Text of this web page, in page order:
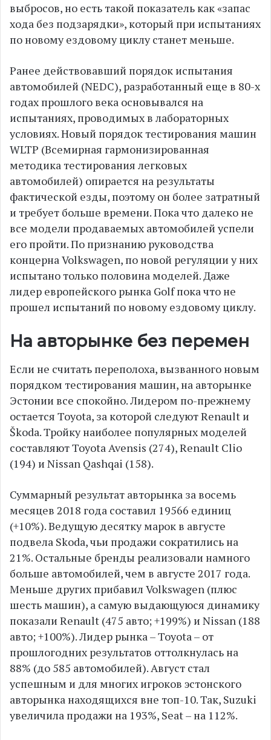
выбросов, но есть такой показатель как «запас
хода без подзарядки», который при испытаниях
по новому ездовому циклу станет меньше.
Ранее действовавший порядок испытания
автомобилей (NEDC), разработанный еще в 80-х
годах прошлого века основывался на
испытаниях, проводимых в лабораторных
условиях. Новый порядок тестирования машин
WLTP (Всемирная гармонизированная
методика тестирования легковых
автомобилей) опирается на результаты
фактической езды, поэтому он более затратный
и требует больше времени. Пока что далеко не
все модели продаваемых автомобилей успели
его пройти. По признанию руководства
концерна Volkswagen, по новой регуляции у них
испытано только половина моделей. Даже
лидер европейского рынка Golf пока что не
прошел испытаний по новому ездовому циклу.
На авторынке без перемен
Если не считать переполоха, вызванного новым
порядком тестирования машин, на авторынке
Эстонии все спокойно. Лидером по-прежнему
остается Toyota, за которой следуют Renault и
Škoda. Тройку наиболее популярных моделей
составляют Toyota Avensis (274), Renault Clio
(194) и Nissan Qashqai (158).
Суммарный результат авторынка за восемь
месяцев 2018 года составил 19566 единиц
(+10%). Ведущую десятку марок в августе
подвела Skoda, чьи продажи сократились на
21%. Остальные бренды реализовали намного
больше автомобилей, чем в августе 2017 года.
Меньше других прибавил Volkswagen (плюс
шесть машин), а самую выдающуюся динамику
показали Renault (475 авто; +199%) и Nissan (188
авто; +100%). Лидер рынка – Toyota – от
прошлогодних результатов оттолкнулась на
88% (до 585 автомобилей). Август стал
успешным и для многих игроков эстонского
авторынка находящихся вне топ-10. Так, Suzuki
увеличила продажи на 193%, Seat – на 112%.